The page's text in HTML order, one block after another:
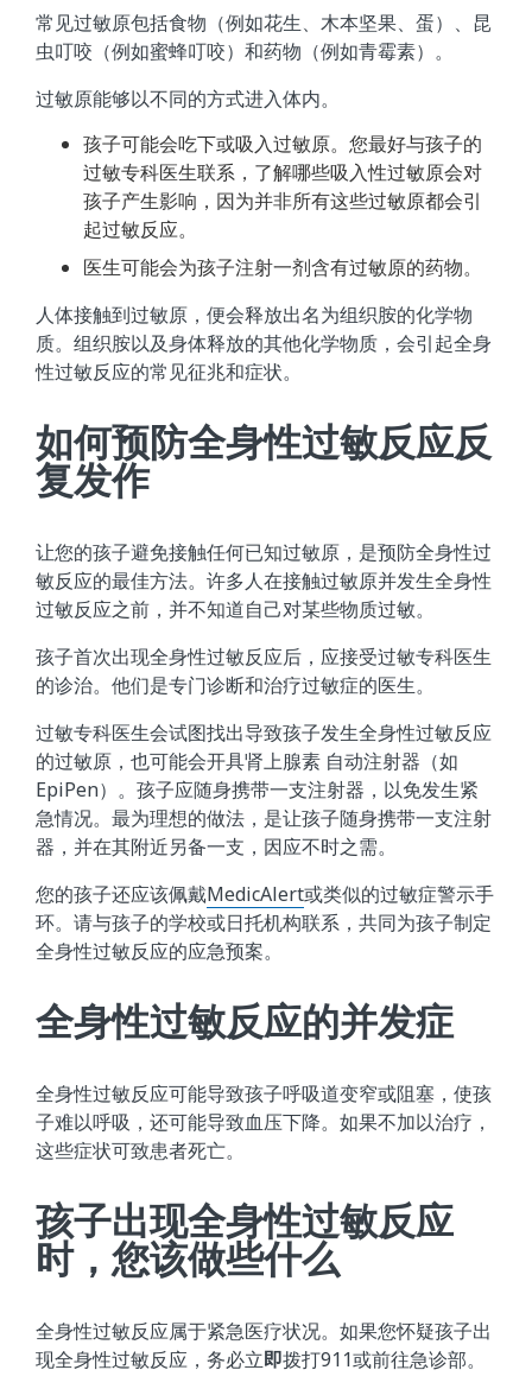
常见过敏原包括食物（例如花生、木本坚果、蛋）、昆
虫叮咬（例如蜜蜂叮咬）和药物（例如青霉素）。
过敏原能够以不同的方式进入体内。
孩子可能会吃下或吸入过敏原。您最好与孩子的
过敏专科医生联系，了解哪些吸入性过敏原会对
孩子产生影响，因为并非所有这些过敏原都会引
起过敏反应。
医生可能会为孩子注射一剂含有过敏原的药物。
人体接触到过敏原，便会释放出名为组织胺的化学物
质。组织胺以及身体释放的其他化学物质，会引起全身
性过敏反应的常见征兆和症状。
如何预防全身性过敏反应反
复发作
让您的孩子避免接触任何已知过敏原，是预防全身性过
敏反应的最佳方法。许多人在接触过敏原并发生全身性
过敏反应之前，并不知道自己对某些物质过敏。
孩子首次出现全身性过敏反应后，应接受过敏专科医生
的诊治。他们是专门诊断和治疗过敏症的医生。
过敏专科医生会试图找出导致孩子发生全身性过敏反应
的过敏原，也可能会开具肾上腺素 自动注射器（如
EpiPen）。孩子应随身携带一支注射器，以免发生紧
急情况。最为理想的做法，是让孩子随身携带一支注射
器，并在其附近另备一支，因应不时之需。
您的孩子还应该佩戴MedicAlert或类似的过敏症警示手
环。请与孩子的学校或日托机构联系，共同为孩子制定
全身性过敏反应的应急预案。
全身性过敏反应的并发症
全身性过敏反应可能导致孩子呼吸道变窄或阻塞，使孩
子难以呼吸，还可能导致血压下降。如果不加以治疗，
这些症状可致患者死亡。
孩子出现全身性过敏反应
时，您该做些什么
全身性过敏反应属于紧急医疗状况。如果您怀疑孩子出
现全身性过敏反应，务必立即拨打911或前往急诊部。